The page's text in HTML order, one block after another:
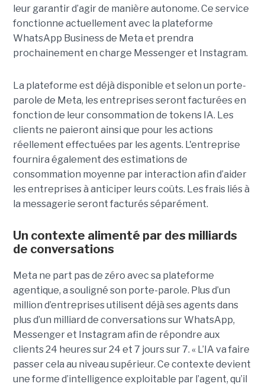
leur garantir d’agir de manière autonome. Ce service
fonctionne actuellement avec la plateforme
WhatsApp Business de Meta et prendra
prochainement en charge Messenger et Instagram.
La plateforme est déjà disponible et selon un porte-
parole de Meta, les entreprises seront facturées en
fonction de leur consommation de tokens IA. Les
clients ne paieront ainsi que pour les actions
réellement effectuées par les agents. L'entreprise
fournira également des estimations de
consommation moyenne par interaction afin d’aider
les entreprises à anticiper leurs coûts. Les frais liés à
la messagerie seront facturés séparément.
Un contexte alimenté par des milliards
de conversations
Meta ne part pas de zéro avec sa plateforme
agentique, a souligné son porte-parole. Plus d’un
million d’entreprises utilisent déjà ses agents dans
plus d’un milliard de conversations sur WhatsApp,
Messenger et Instagram afin de répondre aux
clients 24 heures sur 24 et 7 jours sur 7. « L’IA va faire
passer cela au niveau supérieur. Ce contexte devient
une forme d’intelligence exploitable par l’agent, qu’il